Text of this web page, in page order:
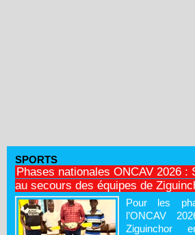
SPORTS
Phases nationales ONCAV 2026 :
au secours des équipes de
Pour les
l’ONCAV
Ziguinchor